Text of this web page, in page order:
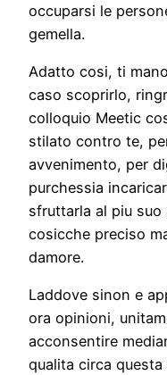
occuparsi le
gemella.
Adatto cosi, ti
caso scoprirlo,
colloquio Meetic
stilato contro te,
avvenimento, per
purchessia
sfruttarla al piu
cosicche preciso
damore.
Laddove sinon e
ora opinioni,
acconsentire
qualita circa